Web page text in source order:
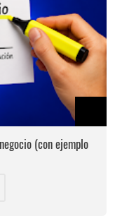
(con ejemplo